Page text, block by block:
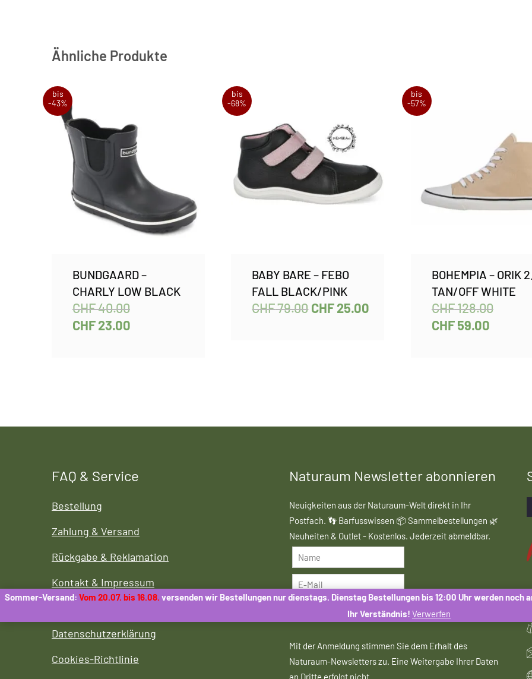
Sommer-Versand: Vom 20.07. bis 16.08. versenden wir Bestellungen nur dienstags. Dienstag Bestellungen bis 12:00 Uhr werden noch
Ihr Verständnis! Verwerfen
Ähnliche Produkte
bis
-43%
BUNDGAARD –
CHARLY LOW BLACK
CHF40.00
CHF23.00
bis
-68%
BABY BARE – FEBO
FALL BLACK/PINK
CHF79.00 CHF25.00
bis
-57%
BOHEMPIA – ORIK
TAN/OFF WHITE
CHF128.00
CHF59.00
FAQ & Service
Bestellung
Zahlung & Versand
Rückgabe & Reklamation
Kontakt & Impressum
Datenschutzerklärung
Cookies-Richtlinie
Naturaum Newsletter abonnieren
Neuigkeiten aus der Naturaum-Welt direkt in Ihr
Postfach. 👣 Barfusswissen 📦 Sammelbestellungen 🌿
Neuheiten & Outlet - Kostenlos. Jederzeit abmeldbar.
Mit der Anmeldung stimmen Sie dem Erhalt des
Naturaum-Newsletters zu. Eine Weitergabe Ihrer Daten
an Dritte erfolgt nicht.